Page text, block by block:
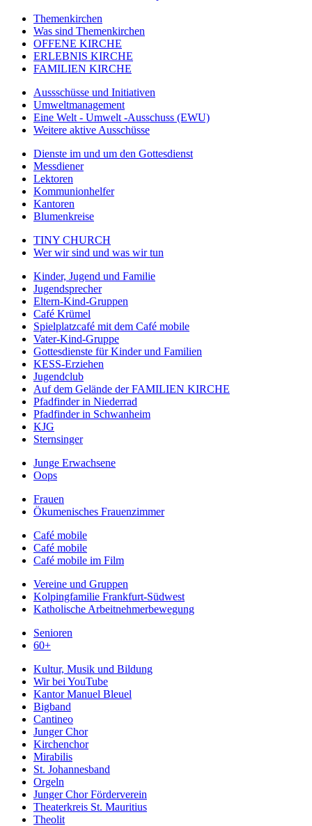
Themenkirchen
Was sind Themenkirchen
OFFENE KIRCHE
ERLEBNIS KIRCHE
FAMILIEN KIRCHE
Aussschüsse und Initiativen
Umweltmanagement
Eine Welt - Umwelt -Ausschuss (EWU)
Weitere aktive Ausschüsse
Dienste im und um den Gottesdienst
Messdiener
Lektoren
Kommunionhelfer
Kantoren
Blumenkreise
TINY CHURCH
Wer wir sind und was wir tun
Kinder, Jugend und Familie
Jugendsprecher
Eltern-Kind-Gruppen
Café Krümel
Spielplatzcafé mit dem Café mobile
Vater-Kind-Gruppe
Gottesdienste für Kinder und Familien
KESS-Erziehen
Jugendclub
Auf dem Gelände der FAMILIEN KIRCHE
Pfadfinder in Niederrad
Pfadfinder in Schwanheim
KJG
Sternsinger
Junge Erwachsene
Oops
Frauen
Ökumenisches Frauenzimmer
Café mobile
Café mobile
Café mobile im Film
Vereine und Gruppen
Kolpingfamilie Frankfurt-Südwest
Katholische Arbeitnehmerbewegung
Senioren
60+
Kultur, Musik und Bildung
Wir bei YouTube
Kantor Manuel Bleuel
Bigband
Cantineo
Junger Chor
Kirchenchor
Mirabilis
St. Johannesband
Orgeln
Junger Chor Förderverein
Theaterkreis St. Mauritius
Theolit